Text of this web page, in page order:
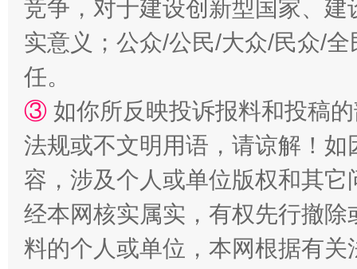
一颗心始终滚烫
竞争，对于建设创新型国家、
实意义；公众/公民/大众/民众/
任。
③ 如你所反映投诉报料和投稿
法规或不文明用语，请谅解！
容，涉及个人或单位版权和其它
经本网核实属实，有权先行撤
料的个人或单位，本网根据有